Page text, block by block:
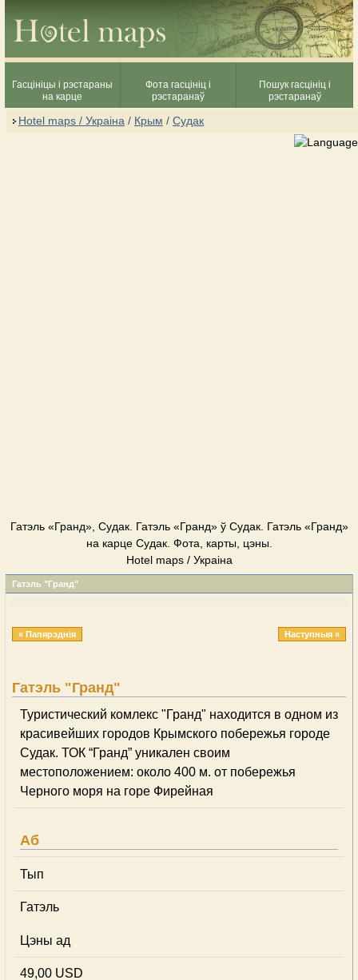
Гасцініцы і рэстараны
на карце
Фота гасцініц і
рэстаранаў
Пошук гасцініц і
рэстаранаў
Hotel maps / Украіна / Крым / Судак
Гатэль «Гранд», Судак. Гатэль «Гранд» ў Судак. Гатэль «Гранд»
на карце Судак. Фота, карты, цэны.
Hotel maps / Украіна
Гатэль "Гранд"
« Папярэднія Наступныя »
Гатэль "Гранд"
Туристический комлекс "Гранд" находится в одном из
красивейших городов Крымского побережья городе
Судак. ТОК “Гранд” уникален своим
местоположением: около 400 м. от побережья
Черного моря на горе Фирейная
Аб
Тып
Гатэль
Цэны ад
49,00 USD